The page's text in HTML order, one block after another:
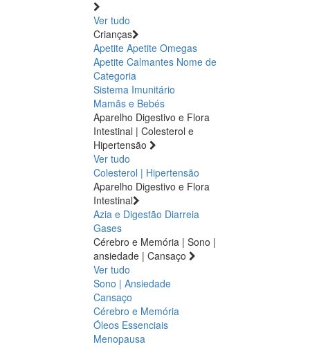
Ver tudo
Crianças
Apetite Apetite Omegas
Apetite Calmantes Nome de
Categoria
Sistema Imunitário
Mamãs e Bebés
Aparelho Digestivo e Flora
Intestinal | Colesterol e
Hipertensão
Ver tudo
Colesterol | Hipertensão
Aparelho Digestivo e Flora
Intestinal
Azia e Digestão Diarreia
Gases
Cérebro e Memória | Sono |
ansiedade | Cansaço
Ver tudo
Sono | Ansiedade
Cansaço
Cérebro e Memória
Óleos Essenciais
Menopausa